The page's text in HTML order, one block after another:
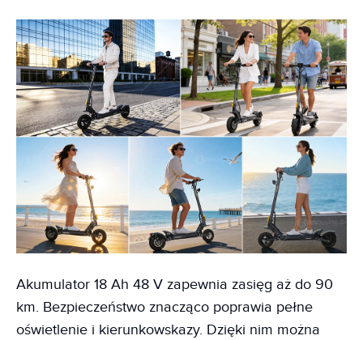
Akumulator 18 Ah 48 V zapewnia zasięg aż do 90
km. Bezpieczeństwo znacząco poprawia pełne
oświetlenie i kierunkowskazy. Dzięki nim można